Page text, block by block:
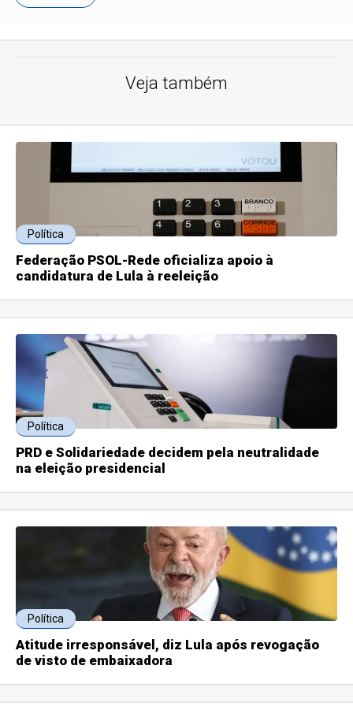
Veja também
Política
Federação PSOL-Rede oficializa apoio à
candidatura de Lula à reeleição
Política
PRD e Solidariedade decidem pela neutralidade
na eleição presidencial
Política
Atitude irresponsável, diz Lula após revogação
de visto de embaixadora